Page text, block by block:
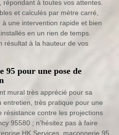
répondant à toutes vos attentes.
et calculés par mètre carré,
une intervention rapide et bien
en un rien de temps.
résultat à la hauteur de vos
95 pour une pose de
mural très apprécié pour sa
entretien, très pratique pour une
résistance contre les projections
95580 ; n’hésitez pas à faire
HK Services, maconnerie 95